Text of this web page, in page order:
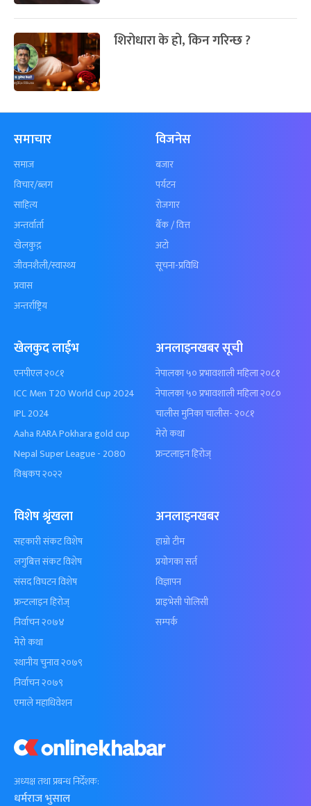
शिरोधारा के हो, किन गरिन्छ ?
अध्यक्ष तथा प्रबन्ध निर्देशक:
धर्मराज भुसाल
समाचार
समाज
विचार/ब्लग
साहित्य
अन्तर्वार्ता
खेलकुद़़
जीवनशैली/स्वास्थ्य
प्रवास
अन्तर्राष्ट्रिय
विजनेस
बजार
पर्यटन
रोजगार
बैँक / वित्त
अटो
सूचना-प्रविधि
खेलकुद लाईभ
एनपीएल २०८१
ICC Men T20 World Cup 2024
IPL 2024
Aaha RARA Pokhara gold cup
Nepal Super League - 2080
विश्वकप २०२२
अनलाइनखबर सूची
नेपालका ५० प्रभावशाली महिला २०८१
नेपालका ५० प्रभावशाली महिला २०८०
चालीस मुनिका चालीस- २०८१
मेरो कथा
फ्रन्टलाइन हिरोज्
विशेष श्रृंखला
सहकारी संकट विशेष
लगुबित्त संकट विशेष
संसद विघटन विशेष
फ्रन्टलाइन हिरोज्
निर्वाचन २०७४
मेरो कथा
स्थानीय चुनाव २०७९
निर्वाचन २०७९
एमाले महाधिवेशन
अनलाइनखबर
हाम्रो टीम
प्रयोगका सर्त
विज्ञापन
प्राइभेसी पोलिसी
सम्पर्क